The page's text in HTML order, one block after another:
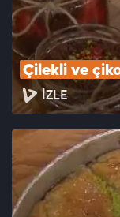
Çilekli ve
İZLE